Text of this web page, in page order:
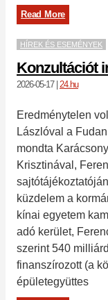
Read More
HÍREK ÉS ESEMÉNYEK
Konzultációt
2026-05-17| 24.hu
Eredménytelen
Lászlóval a
mondta
Krisztinával,
küzdelem a
kínai egyetem
adó kerület,
szerint 540
finanszírozott (a
épületegyüttes